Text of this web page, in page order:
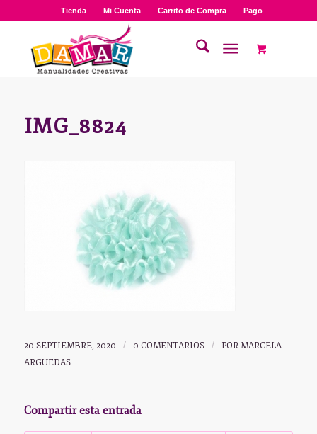
Tienda Mi Cuenta Carrito de Compra Pago
IMG_8824
20 SEPTIEMBRE, 2020 / 0 COMENTARIOS / POR MARCELA
ARGUEDAS
Compartir esta entrada